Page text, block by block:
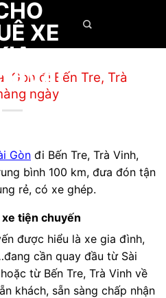
Gòn đi Bến Tre, Trà
ngày
Gòn đi Bến Tre, Trà Vinh,
bình 100 km, đưa đón tận
rẻ, có xe ghép.
tiện chuyến
được hiểu là xe gia đình,
cần quay đầu từ Sài
từ Bến Tre, Trà Vinh về
khách, sẵn sàng chấp nhận